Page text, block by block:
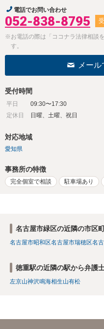
電話でお問い合わせ
052-838-8795
※お電話の際は「ココナラ法律相談
す。
メー
受付時間
平日
09:30〜17:30
定休日
日曜、土曜、祝日
対応地域
愛知県
事務所の特徴
完全個室で相談 駐車場あり
名古屋市緑区の近隣の市区
名古屋市昭和区名古屋市瑞穂区名
徳重駅の近隣の駅から弁護
左京山神沢鳴海相生山有松